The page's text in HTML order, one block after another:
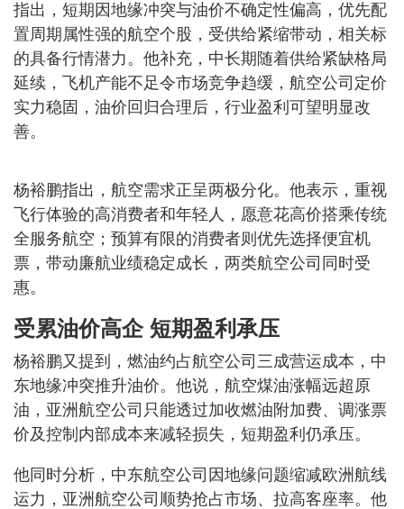
指出，短期因地缘冲突与油价不确定性偏高，优先配
置周期属性强的航空个股，受供给紧缩带动，相关标
的具备行情潜力。他补充，中长期随着供给紧缺格局
延续，飞机产能不足令市场竞争趋缓，航空公司定价
实力稳固，油价回归合理后，行业盈利可望明显改
善。
杨裕鹏指出，航空需求正呈两极分化。他表示，重视
飞行体验的高消费者和年轻人，愿意花高价搭乘传统
全服务航空；预算有限的消费者则优先选择便宜机
票，带动廉航业绩稳定成长，两类航空公司同时受
惠。
受累油价高企 短期盈利承压
杨裕鹏又提到，燃油约占航空公司三成营运成本，中
东地缘冲突推升油价。他说，航空煤油涨幅远超原
油，亚洲航空公司只能透过加收燃油附加费、调涨票
价及控制内部成本来减轻损失，短期盈利仍承压。
他同时分析，中东航空公司因地缘问题缩减欧洲航线
运力，亚洲航空公司顺势抢占市场、拉高客座率。他